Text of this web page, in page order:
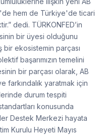
hem de Türkiye'de ticari
dedi. TÜRKONFED’in
bir üyesi olduğunu
ekosistemin parçası
başarımızın temelini
bir parçası olarak, AB
farkındalık yaratmak için
durum tespiti
konusunda
Destek Merkezi hayata
Kurulu Heyeti Mayıs